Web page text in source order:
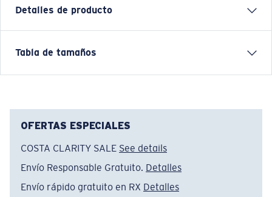
Detalles de producto
SHORT SLEEVE SOME BEACH F T-SHIRT
Nombre del modelo:Some Beach F
Tamaño:XL
Tabla de tamaños
OFERTAS ESPECIALES
COSTA CLARITY SALE See details
Envío Responsable Gratuito. Detalles
Envío rápido gratuito en RX Detalles